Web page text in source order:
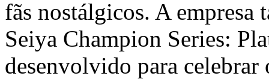
fãs nostálgicos. A empresa
Seiya Champion Series:
desenvolvido para celebrar